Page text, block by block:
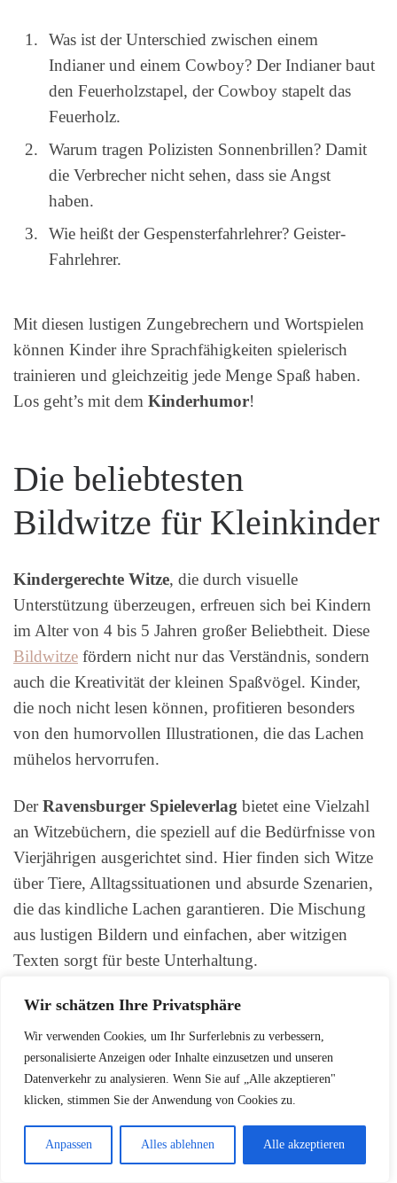
Wir schätzen Ihre Privatsphäre
Wir verwenden Cookies, um Ihr Surferlebnis zu verbessern,
personalisierte Anzeigen oder Inhalte einzusetzen und unseren
Datenverkehr zu analysieren. Wenn Sie auf „Alle akzeptieren"
klicken, stimmen Sie der Anwendung von Cookies zu.
Anpassen Alles ablehnen Alle akzeptieren
Was ist der Unterschied zwischen einem
Indianer und einem Cowboy? Der Indianer baut
den Feuerholzstapel, der Cowboy stapelt das
Feuerholz.
Warum tragen Polizisten Sonnenbrillen? Damit
die Verbrecher nicht sehen, dass sie Angst
haben.
Wie heißt der Gespensterfahrlehrer? Geister-
Fahrlehrer.
Mit diesen lustigen Zungebrechern und Wortspielen
können Kinder ihre Sprachfähigkeiten spielerisch
trainieren und gleichzeitig jede Menge Spaß haben.
Los geht’s mit dem Kinderhumor!
Die beliebtesten
Bildwitze für Kleinkinder
Kindergerechte Witze, die durch visuelle
Unterstützung überzeugen, erfreuen sich bei Kindern
im Alter von 4 bis 5 Jahren großer Beliebtheit. Diese
Bildwitze fördern nicht nur das Verständnis, sondern
auch die Kreativität der kleinen Spaßvögel. Kinder,
die noch nicht lesen können, profitieren besonders
von den humorvollen Illustrationen, die das Lachen
mühelos hervorrufen.
DerRavensburger Spieleverlag bietet eine Vielzahl
an Witzebüchern, die speziell auf die Bedürfnisse von
Vierjährigen ausgerichtet sind. Hier finden sich Witze
über Tiere, Alltagssituationen und absurde Szenarien,
die das kindliche Lachen garantieren. Die Mischung
aus lustigen Bildern und einfachen, aber witzigen
Texten sorgt für beste Unterhaltung.
Ob im Kindergarten, auf dem Spielplatz oder zu
Hause –kindergerechte Witzemit Bildunterstützung
bringen Spaß und Freude in den Alltag der Kleinen.
Sie fördern nicht nur das Sprachgefühl, sondern auch
das Selbstbewusstsein und die soziale Kompetenz.
Kein Wunder also, dass diese Art von Humor bei
Kindern im Vorschulalter so beliebt ist.